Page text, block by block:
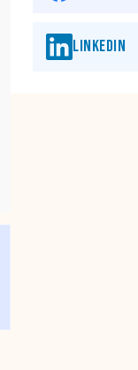
LINKEDIN